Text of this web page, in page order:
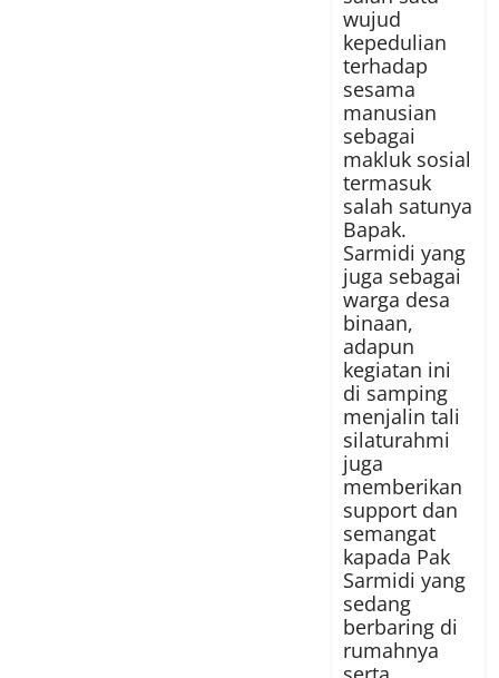
wujud
kepedulian
terhadap
sesama
manusian
sebagai
makluk sosial
termasuk
salah satunya
Bapak.
Sarmidi yang
juga sebagai
warga desa
binaan,
adapun
kegiatan ini
di samping
menjalin tali
silaturahmi
juga
memberikan
support dan
semangat
kapada Pak
Sarmidi yang
sedang
berbaring di
rumahnya